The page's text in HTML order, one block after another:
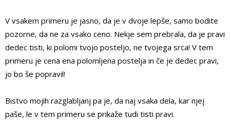
V vsakem primeru je jasno, da je v dvoje lepše, samo bodite
pozorne, da ne za vsako ceno. Nekje sem prebrala, da je pravi
dedec tisti, ki polomi tvojo posteljo, ne tvojega srca! V tem
primeru je cena ena polomljena postelja in če je dedec pravi,
jo bo še popravil!
Bistvo mojih razglabljanj pa je, da naj vsaka dela, kar njej
paše, le v tem primeru se prikaže tudi tisti pravi.